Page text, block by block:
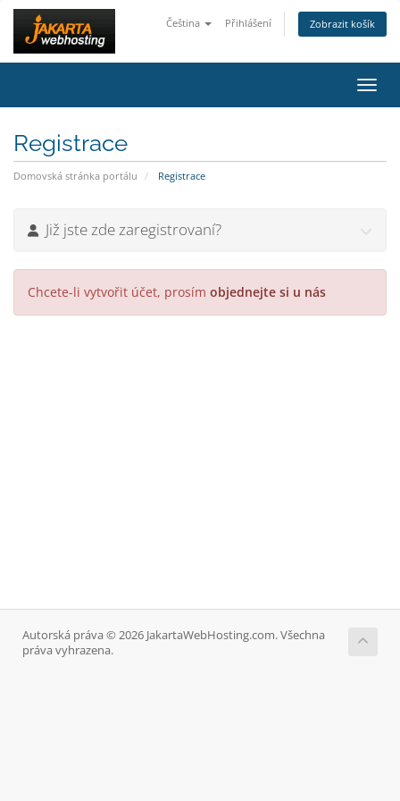
Čeština Přihlášení Zobrazit košík
Registrace
Domovská stránka portálu Registrace
Již jste zde zaregistrovaní?
Chcete-li vytvořit účet, prosím objednejte si u nás
Autorská práva © 2026 JakartaWebHosting.com. Všechna
práva vyhrazena.